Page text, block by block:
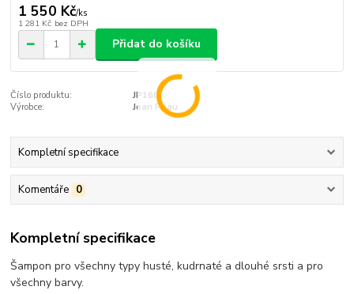
1 550 Kč/ks
1 281 Kč bez DPH
Přidat do košíku
Číslo produktu:
JP166
Výrobce:
Jean Peau
Kompletní specifikace
Komentáře 0
Kompletní specifikace
Šampon pro všechny typy husté, kudrnaté a dlouhé srsti a pro
všechny barvy.